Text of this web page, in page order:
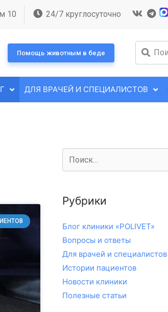
10 24/7 круглосуточно
Помощь животным в беде
ДЛЯ ВРАЧЕЙ И СПЕЦИАЛИСТОВ
Рубрики
Блог клиники «POLIVET»
Вопросы и ответы
Для врачей и специалистов
Истории пациентов
Новости клиники
Полезные статьи